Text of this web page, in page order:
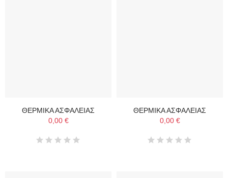
ΘΕΡΜΙΚΑ ΑΣΦΑΛΕΙΑΣ
0,00 €
ΘΕΡΜΙΚΑ ΑΣΦΑΛΕΙΑΣ
0,00 €